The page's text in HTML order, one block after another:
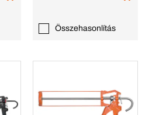
Összehasonlítás